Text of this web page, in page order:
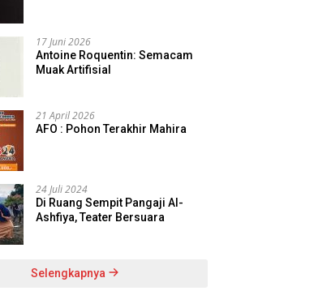
17 Juni 2026
Antoine Roquentin: Semacam
Muak Artifisial
21 April 2026
AFO : Pohon Terakhir Mahira
24 Juli 2024
Di Ruang Sempit Pangaji Al-
Ashfiya, Teater Bersuara
Selengkapnya